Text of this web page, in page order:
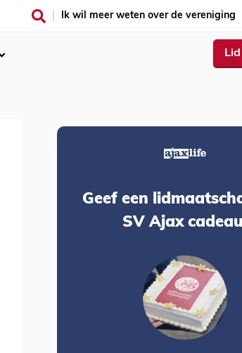
Ik wil meer weten over de vereniging
Geef een
SV Ajax